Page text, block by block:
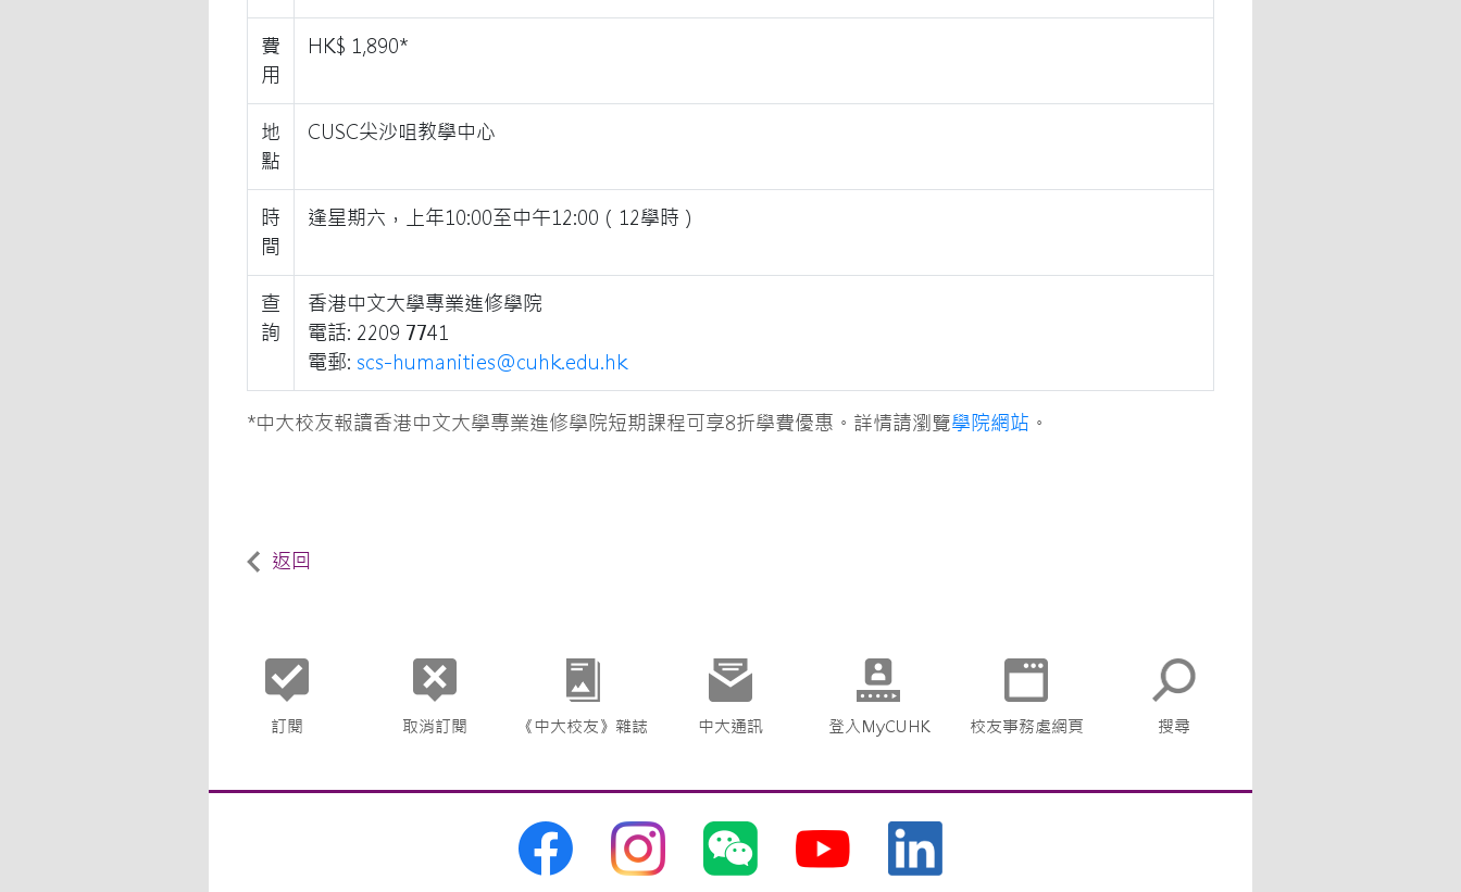
費
用
HK$ 1,890*
地
點
CUSC尖沙咀教學中心
時
間
逢星期六，上年10:00至中午12:00（12學時）
查
詢
香港中文大學專業進修學院
電話: 2209 7741
電郵: scs-humanities@cuhk.edu.hk
*中大校友報讀香港中文大學專業進修學院短期課程可享8折學費優惠。詳情請瀏覽學院網站 。
返回
訂閱 取消訂閱 《中大校友》雜誌 中大通訊 登入MyCUHK 校友事務處網頁 搜尋